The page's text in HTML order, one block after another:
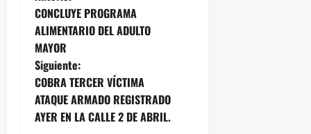
a
v
e
g
CONCLUYE PROGRAMA
ALIMENTARIO DEL ADULTO
MAYOR
Siguiente:
COBRA TERCER VÍCTIMA
ATAQUE ARMADO REGISTRADO
AYER EN LA CALLE 2 DE ABRIL.